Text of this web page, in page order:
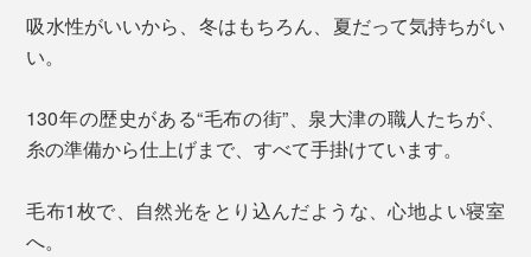
吸水性がいいから、冬はもちろん、夏だって気持ちがい
い。
130年の歴史がある“毛布の街”、泉大津の職人たちが、
糸の準備から仕上げまで、すべて手掛けています。
毛布1枚で、自然光をとり込んだような、心地よい寝室
へ。